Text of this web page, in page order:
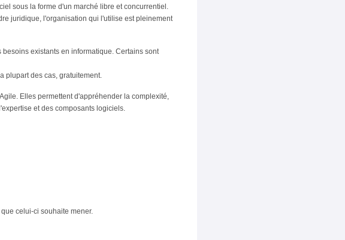
sous la forme d'un marché libre et concurrentiel.
juridique, l'organisation qui l'utilise est pleinement
existants en informatique. Certains sont
plupart des cas, gratuitement.
Elles permettent d'appréhender la complexité,
et des composants logiciels.
celui-ci souhaite mener.